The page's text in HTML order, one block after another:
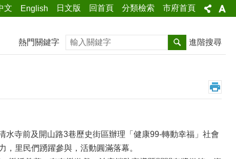
文 English 日文版 回首頁 分類檢索 市府首頁
熱門關鍵字 搜尋 進階搜尋
寺前及開山路3巷歷史街區辦理「健康99-轉動幸福」社會
里民們踴躍參與，活動圓滿落幕。